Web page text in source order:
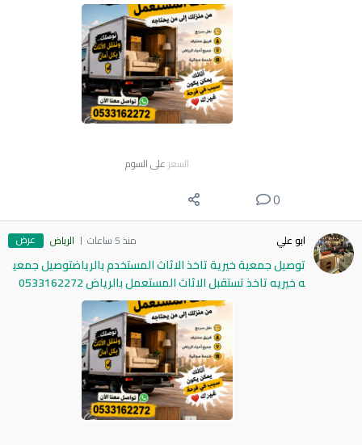
السعر على السوم
0
ابو علي منذ 5 ساعات الرياض عرض
توصيل جمعية خيرية تاخذ الاثاث المستخدم بالرياضتوصيل جمعي
ه خيريه تاخذ تستقبل الاثاث المستعمل بالرياض 0533162272